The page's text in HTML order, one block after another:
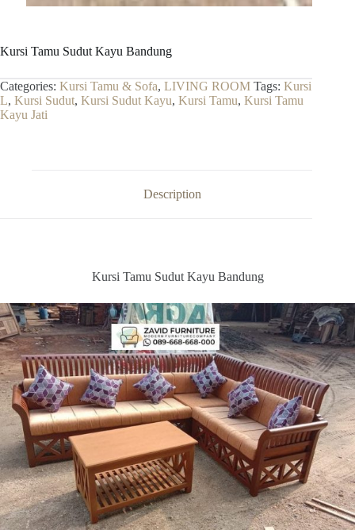
Kursi Tamu Sudut Kayu Bandung
Categories: Kursi Tamu & Sofa, LIVING ROOM Tags: Kursi
L, Kursi Sudut, Kursi Sudut Kayu, Kursi Tamu, Kursi Tamu
Kayu Jati
Description
Kursi Tamu Sudut Kayu Bandung